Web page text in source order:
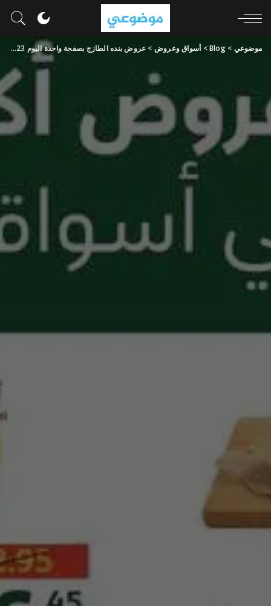
موضوعي >
Blog
> أسواق وعروض > عروض بنده الطازج بصفحة واحدة اليوم 23 يونيو 2024